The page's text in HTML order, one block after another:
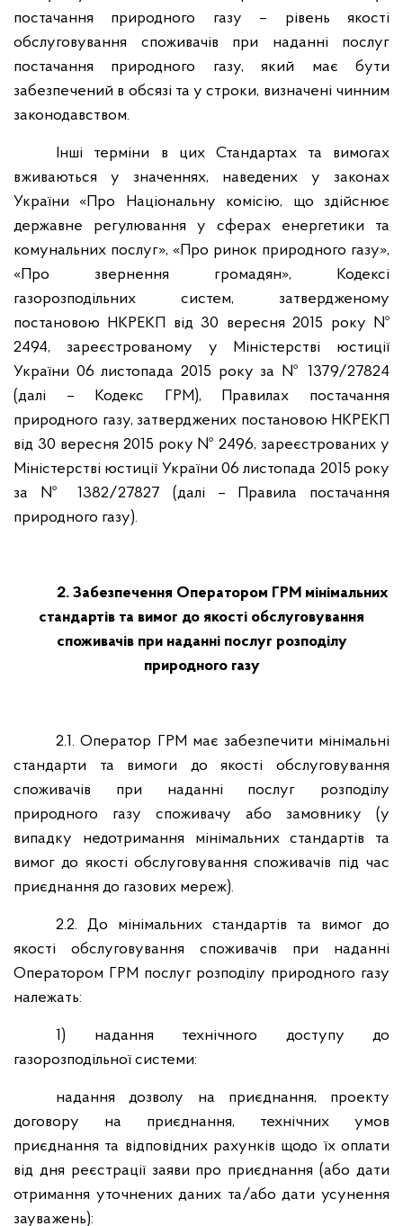
постачання природного газу – рівень якості
обслуговування споживачів при наданні послуг
постачання природного газу, який має бути
забезпечений в обсязі та у строки, визначені чинним
законодавством.
Інші терміни в цих Стандартах та вимогах
вживаються у значеннях, наведених у законах
України «Про Національну комісію, що здійснює
державне регулювання у сферах енергетики та
комунальних послуг», «Про ринок природного газу»,
«Про звернення громадян», Кодексі
газорозподільних систем, затвердженому
постановою НКРЕКП від 30 вересня 2015 року №
2494, зареєстрованому у Міністерстві юстиції
України 06 листопада 2015 року за № 1379/27824
(далі – Кодекс ГРМ), Правилах постачання
природного газу, затверджених постановою НКРЕКП
від 30 вересня 2015 року № 2496, зареєстрованих у
Міністерстві юстиції України 06 листопада 2015 року
за № 1382/27827 (далі – Правила постачання
природного газу).
2. Забезпечення Оператором ГРМ мінімальних
стандартів та вимог до якості обслуговування
споживачів при наданні послуг розподілу
природного газу
2.1. Оператор ГРМ має забезпечити мінімальні
стандарти та вимоги до якості обслуговування
споживачів при наданні послуг розподілу
природного газу споживачу або замовнику (у
випадку недотримання мінімальних стандартів та
вимог до якості обслуговування споживачів під час
приєднання до газових мереж).
2.2. До мінімальних стандартів та вимог до
якості обслуговування споживачів при наданні
Оператором ГРМ послуг розподілу природного газу
належать:
1) надання технічного доступу до
газорозподільної системи:
надання дозволу на приєднання, проекту
договору на приєднання, технічних умов
приєднання та відповідних рахунків щодо їх оплати
від дня реєстрації заяви про приєднання (або дати
отримання уточнених даних та/або дати усунення
зауважень):